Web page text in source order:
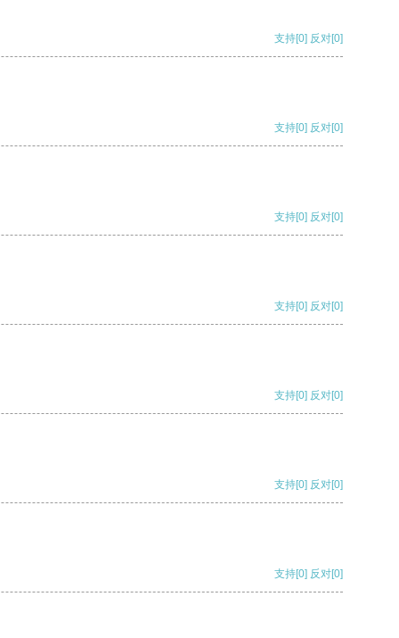
支持[0] 反对[0]
支持[0] 反对[0]
支持[0] 反对[0]
支持[0] 反对[0]
支持[0] 反对[0]
支持[0] 反对[0]
支持[0] 反对[0]